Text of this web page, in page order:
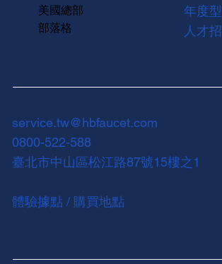
service.tw@hbfaucet.com
0800-522-588
臺北市中山區松江路87號15樓之1
體驗據點 / 購買地點
美國總部
部落格
年度
人才